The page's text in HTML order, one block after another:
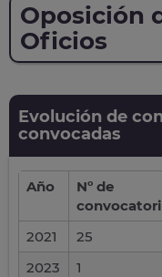
Oposición
Oficios
Evolución de
convocadas
Año
Nº de
2021
25
2023
1